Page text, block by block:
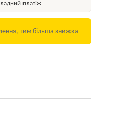
платіж
тим більша знижка